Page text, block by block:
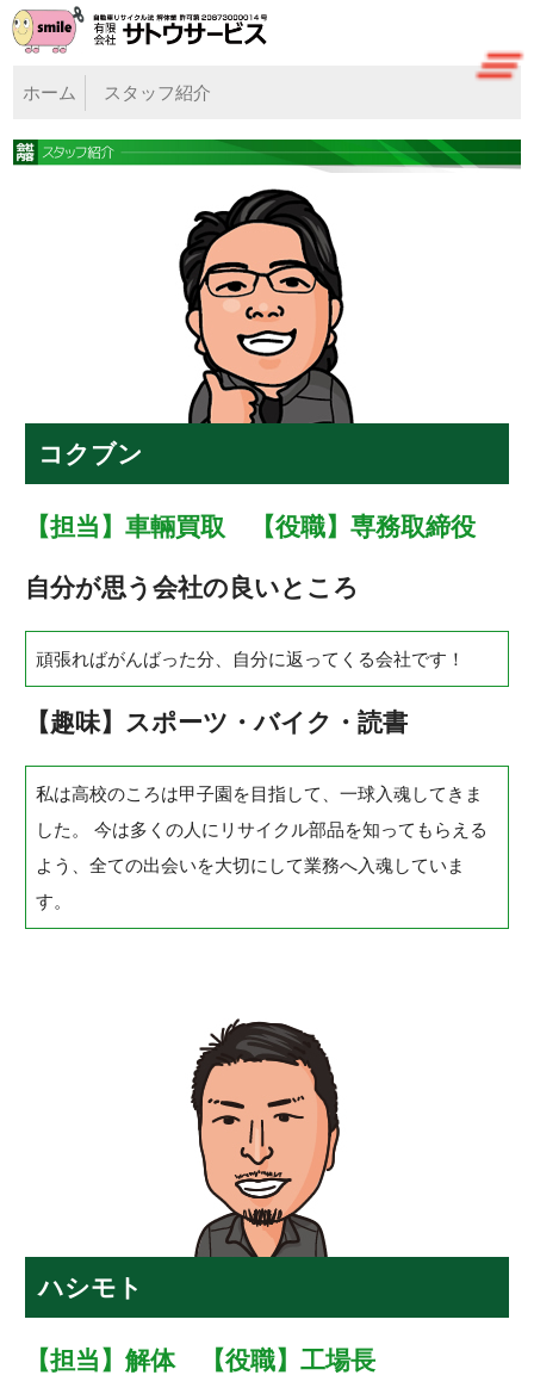
ホーム スタッフ紹介
コクブン
【担当】車輛買取 【役職】専務取締役
自分が思う会社の良いところ
頑張ればがんばった分、自分に返ってくる会社です！
【趣味】スポーツ・バイク・読書
私は高校のころは甲子園を目指して、一球入魂してきま
した。 今は多くの人にリサイクル部品を知ってもらえる
よう、全ての出会いを大切にして業務へ入魂していま
す。
ハシモト
【担当】解体 【役職】工場長